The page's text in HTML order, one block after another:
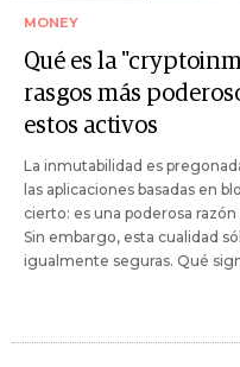
MONEY
Qué es la
rasgos más
estos activos
La inmutabilidad es
las aplicaciones basadas en
cierto: es una poderosa
Sin embargo, esta cualidad
igualmente seguras. Qué